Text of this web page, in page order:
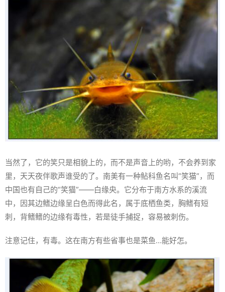
当然了，它的笑只是相貌上的，而不是声音上的哟，不会养到家
里，天天夜伴歌声谁受的了。南美有一种鲇科鱼名叫“笑猫”，而
中国也有自己的“笑猫”——白缘央。它分布于南方水系的溪流
中，因其边鳍边缘呈白色而得此名，属于底栖鱼类，胸鳍有短
刺，背鳍鳍的边缘有毒性，若是徒手捕捉，容易被刺伤。
注意记住，有毒。这在南方有些省事也是菜鱼…能好怎。